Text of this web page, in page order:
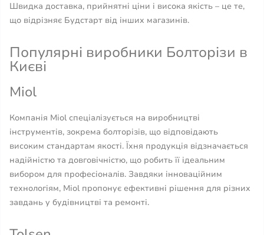
Швидка доставка, прийнятні ціни і висока якість – це те,
що відрізняє Будстарт від інших магазинів.
Популярні виробники Болторізи в
Києві
Miol
Компанія Miol спеціалізується на виробництві
інструментів, зокрема болторізів, що відповідають
високим стандартам якості. Їхня продукція відзначається
надійністю та довговічністю, що робить її ідеальним
вибором для професіоналів. Завдяки інноваційним
технологіям, Miol пропонує ефективні рішення для різних
завдань у будівництві та ремонті.